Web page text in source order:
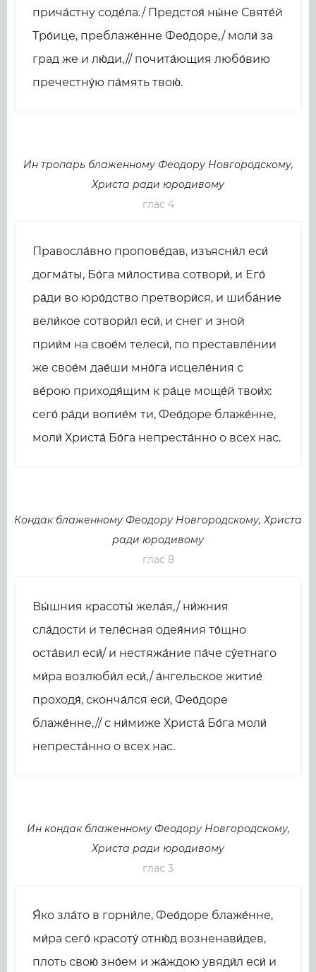
прича́стну соде́ла./ Предстоя́ ны́не Святе́й
Тро́ице, преблаже́нне Фео́доре,/ моли́ за
град же и лю́ди,// почита́ющия любо́вию
пречестну́ю па́мять твою́.
Ин тропарь блаженному Феодору Новгородскому,
Христа ради юродивому
глас 4
Правосла́вно пропове́дав, изъясни́л еси́
догма́ты, Бо́га ми́лостива сотвори́, и Его́
ра́ди во юро́дство претвори́ся, и шиба́ние
вели́кое сотвори́л еси́, и снег и зной
прии́м на свое́м телеси́, по преставле́нии
же свое́м дае́ши мно́га исцеле́ния с
ве́рою приходя́щим к ра́це моще́й твои́х:
сего́ ра́ди вопие́м ти, Фео́доре блаже́нне,
моли́ Христа́ Бо́га непреста́нно о всех нас.
Кондак блаженному Феодору Новгородскому, Христа
ради юродивому
глас 8
Вы́шния красоты́ жела́я,/ ни́жния
сла́дости и теле́сная одея́ния то́щно
оста́вил еси́/ и нестяжа́ние па́че су́етнаго
ми́ра возлюби́л еси́,/ а́нгельское житие́
проходя́, сконча́лся еси́, Фео́доре
блаже́нне,// с ни́миже Христа́ Бо́га моли́
непреста́нно о всех нас.
Ин кондак блаженному Феодору Новгородскому,
Христа ради юродивому
глас 3
Я́ко зла́то в горни́ле, Фео́доре блаже́нне,
ми́ра сего́ красоту́ отню́д возненави́дев,
плоть свою́ зно́ем и жа́ждою увяди́л еси́ и